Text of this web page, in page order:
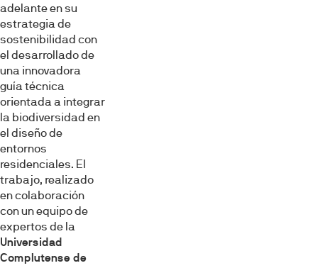
adelante en su
estrategia de
sostenibilidad con
el desarrollado de
una innovadora
guía técnica
orientada a integrar
la biodiversidad en
el diseño de
entornos
residenciales. El
trabajo, realizado
en colaboración
con un equipo de
expertos de la
Universidad
Complutense de